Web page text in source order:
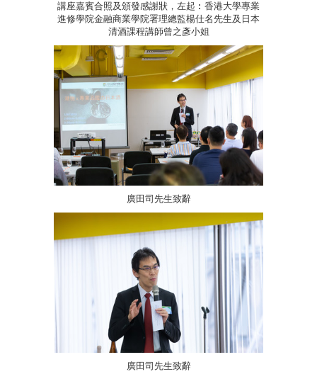
講座嘉賓合照及頒發感謝狀，左起︰香港大學專業
進修學院金融商業學院署理總監楊仕名先生及日本
清酒課程講師曾之彥小姐
廣田司先生致辭
廣田司先生致辭